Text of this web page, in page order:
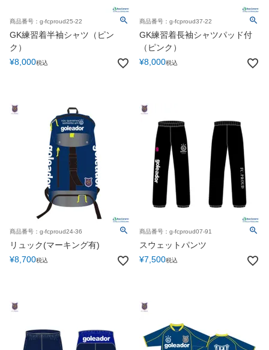
商品番号：g-fcproud25-22
GK練習着半袖シャツ（ピン
ク）
¥8,000税込
商品番号：g-fcproud37-22
GK練習着長袖シャツパッド付
（ピンク）
¥8,000税込
商品番号：g-fcproud24-36
リュック(マーキング有)
¥8,700税込
商品番号：g-fcproud07-91
スウェットパンツ
¥7,500税込